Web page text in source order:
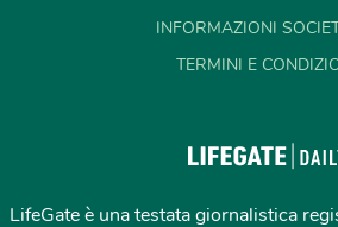
INFORMAZIONI
TERMINI E
LifeGate è una testata giornalistica